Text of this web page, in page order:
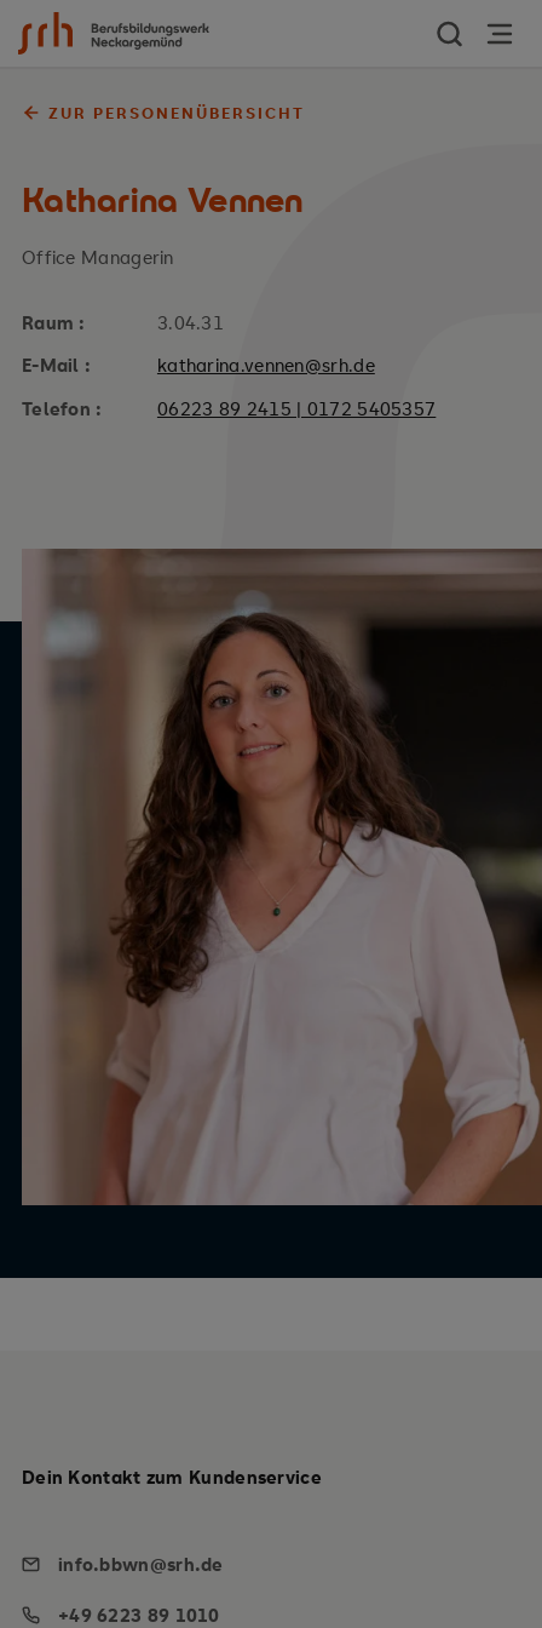
Zum Inhalt springen
ZUR PERSONENÜBERSICHT
Katharina Vennen
Office Managerin
Raum :
3.04.31
E-Mail :
katharina.vennen@srh.de
Telefon :
06223 89 2415 | 0172 5405357
Dein Kontakt zum Kundenservice
info.bbwn@srh.de
+49 6223 89 1010